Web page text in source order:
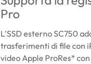
Pro
L'SSD esterno SC750
trasferimenti di file con
video Apple ProRes*